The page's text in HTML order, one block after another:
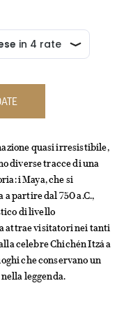
quasi irresistibile,
diverse tracce di una
i Maya, che si
partire dal 750 a.C.,
di livello
attrae visitatori nei tanti
celebre Chichén Itzá a
che conservano un
leggenda.